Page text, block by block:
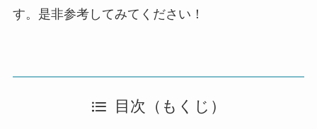
す。是非参考してみてください！
目次（もくじ）